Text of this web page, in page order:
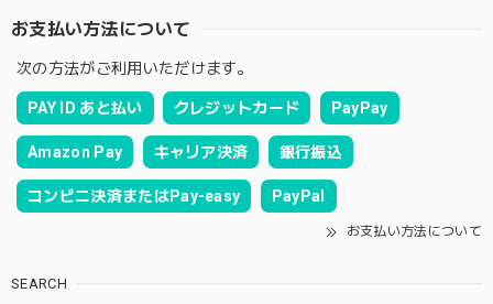
お支払い方法について
次の方法がご利用いただけます。
PAY ID あと払い クレジットカード PayPay
Amazon Pay キャリア決済 銀行振込
コンビニ決済またはPay-easy PayPal
お支払い方法について
SEARCH